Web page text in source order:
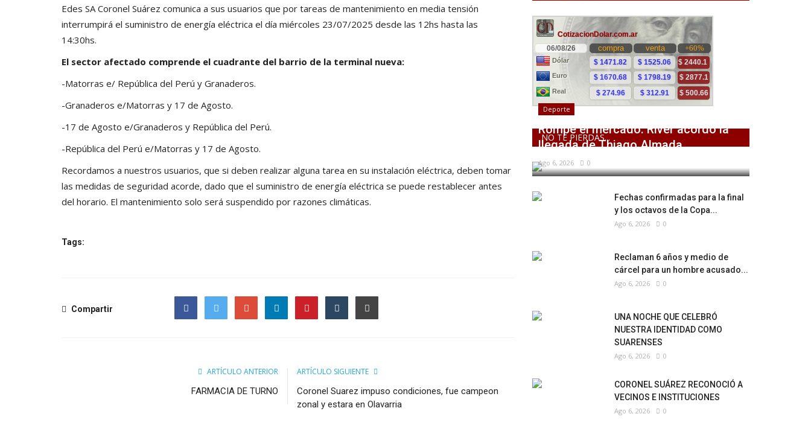
Edes SA Coronel Suárez comunica a sus usuarios que por tareas de mantenimiento en media tensión
interrumpirá el suministro de energía eléctrica el día miércoles 23/07/2025 desde las 12hs hasta las
14:30hs.
El sector afectado comprende el cuadrante del barrio de la terminal nueva:
-Matorras e/ República del Perú y Granaderos.
-Granaderos e/Matorras y 17 de Agosto.
-17 de Agosto e/Granaderos y República del Perú.
-República del Perú e/Matorras y 17 de Agosto.
Recordamos a nuestros usuarios, que si deben realizar alguna tarea en su instalación eléctrica, deben tomar
las medidas de seguridad acorde, dado que el suministro de energía eléctrica se puede restablecer antes
del horario. El mantenimiento solo será suspendido por razones climáticas.
Tags:
Compartir
ARTÍCULO ANTERIOR
FARMACIA DE TURNO
ARTÍCULO SIGUIENTE
Coronel Suarez impuso condiciones, fue campeon
zonal y estara en Olavarria
NO TE PIERDAS...
Deporte
Rompe el mercado: River acordó la
llegada de Thiago Almada
Ago 6, 2026 0
Fechas confirmadas para la final
y los octavos de la Copa...
Ago 6, 2026 0
Reclaman 6 años y medio de
cárcel para un hombre acusado...
Ago 6, 2026 0
UNA NOCHE QUE CELEBRÓ
NUESTRA IDENTIDAD COMO
SUARENSES
Ago 6, 2026 0
CORONEL SUÁREZ RECONOCIÓ A
VECINOS E INSTITUCIONES
Ago 6, 2026 0